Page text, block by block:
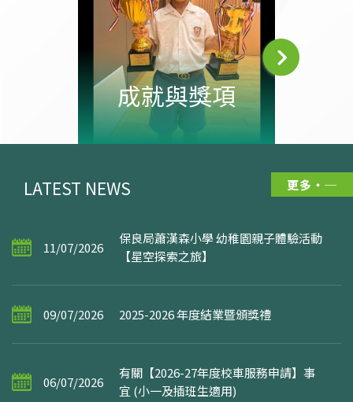
成就與獎項
更多
LATEST NEWS
11/07/2026
保良局蕭漢森小學 幼稚園親子體驗活動
【星空探索之旅】
09/07/2026 2025-2026 年度結業暨頒獎禮
06/07/2026
有關【2026-27年度校車服務申請】事
宜 (小一及插班生適用)